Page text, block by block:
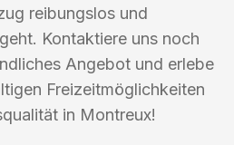
reibungslos und
Kontaktiere uns noch
Angebot und erlebe
Freizeitmöglichkeiten
in Montreux!